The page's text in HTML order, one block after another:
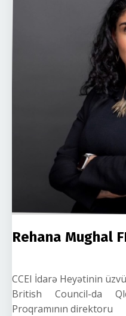
Rehana Mughal
CCEI İdarə Heyətinin üzvü
British Council-da
Proqramının direktoru